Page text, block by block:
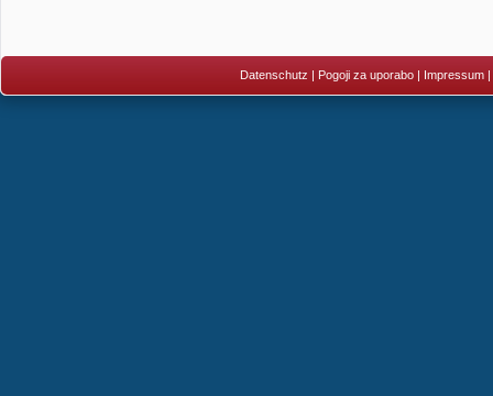
Datenschutz | Pogoji za uporabo| Impressum|